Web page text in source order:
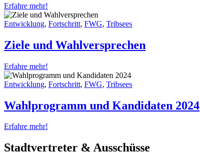
Erfahre mehr!
Entwicklung, Fortschritt, FWG, Tribsees
Ziele und Wahlversprechen
Erfahre mehr!
Entwicklung, Fortschritt, FWG, Tribsees
Wahlprogramm und Kandidaten 2024
Erfahre mehr!
Stadtvertreter & Ausschüsse